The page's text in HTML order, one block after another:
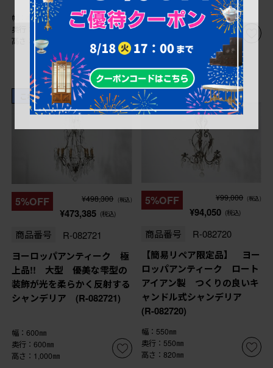
幅：400㎜
奥行：400㎜
高さ：870㎜
幅：385㎜
奥行：345㎜
これからリペア予定品
5%OFF ¥498,300 (税込)
¥473,385 (税込)
商品番号 R-082721
ヨーロッパアンティーク 極
上品!! 大型 優美な雫型の
装飾が光を柔らかく反射する
シャンデリア (R-082721)
幅：600㎜
奥行：600㎜
高さ：1,000㎜
5%OFF ¥99,000 (税込)
¥94,050 (税込)
商品番号 R-082720
【簡易リペア限定品】 ヨー
ロッパアンティーク ロート
アイアン製 つくりの良いキ
ャンドル式シャンデリア
(R-082720)
幅：550㎜
奥行：550㎜
高さ：820㎜